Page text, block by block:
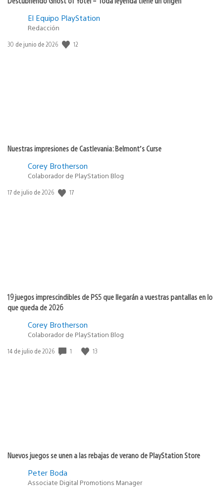
El Equipo PlayStation
Redacción
Fecha
30 de junio de 2026 12
Nuestras impresiones de Castlevania: Belmont’s Curse
Corey Brotherson
Colaborador de PlayStation Blog
Fecha
17 de julio de 2026 17
19 juegos imprescindibles de PS5 que llegarán a vuestras pantallas en lo
que queda de 2026
Corey Brotherson
Colaborador de PlayStation Blog
Fecha
14 de julio de 2026 1 13
Nuevos juegos se unen a las rebajas de verano de PlayStation Store
Peter Boda
Associate Digital Promotions Manager